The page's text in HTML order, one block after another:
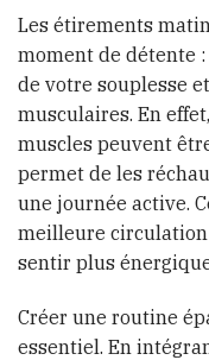
Les étirements
moment de détente
de votre souplesse
musculaires. En
muscles peuvent
permet de les
une journée active.
meilleure circulation
sentir plus
Créer une routine
essentiel. En